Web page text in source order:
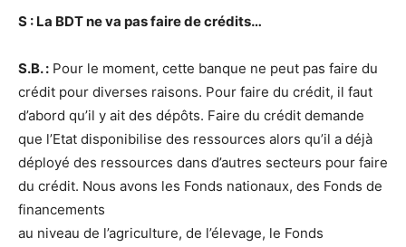
S : La BDT ne va pas faire de crédits…
S.B. : Pour le moment, cette banque ne peut pas faire du
crédit pour diverses raisons. Pour faire du crédit, il faut
d’abord qu’il y ait des dépôts. Faire du crédit demande
que l’Etat disponibilise des ressources alors qu’il a déjà
déployé des ressources dans d’autres secteurs pour faire
du crédit. Nous avons les Fonds nationaux, des Fonds de
financements
au niveau de l’agriculture, de l’élevage, le Fonds